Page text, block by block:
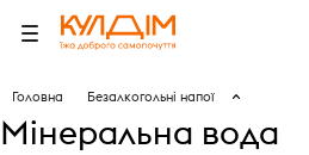
Головна Безалкогольні напої
Мінеральна вода